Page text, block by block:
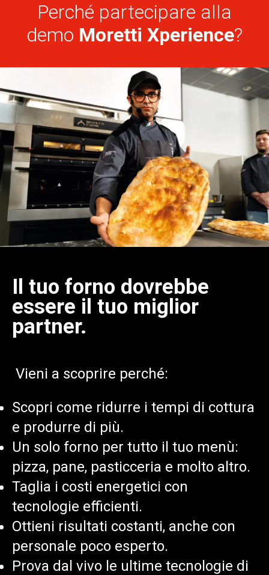
Perché partecipare alla
demo Moretti Xperience?
Il tuo forno dovrebbe
essere il tuo miglior
partner.
Vieni a scoprire perché:
Scopri come ridurre i tempi di cottura
e produrre di più.
Un solo forno per tutto il tuo menù:
pizza, pane, pasticceria e molto altro.
Taglia i costi energetici con
tecnologie efficienti.
Ottieni risultati costanti, anche con
personale poco esperto.
Prova dal vivo le ultime tecnologie di